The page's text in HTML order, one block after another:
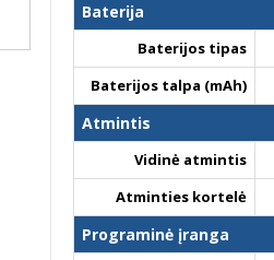
Baterija
Baterijos tipas
Baterijos talpa (mAh)
Atmintis
Vidinė atmintis
Atminties kortelė
Programinė įranga